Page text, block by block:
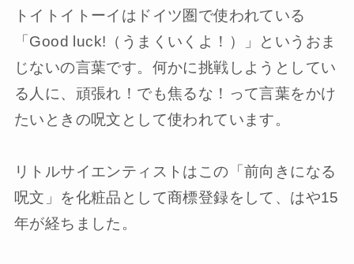
トイトイトーイはドイツ圏で使われている
「Good luck!（うまくいくよ！）」というおま
じないの言葉です。何かに挑戦しようとしてい
る人に、頑張れ！でも焦るな！って言葉をかけ
たいときの呪文として使われています。
リトルサイエンティストはこの「前向きになる
呪文」を化粧品として商標登録をして、はや15
年が経ちました。